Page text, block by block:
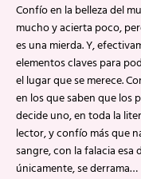
Confío en la belleza del
mucho y acierta poco,
es una mierda. Y,
elementos claves para
el lugar que se merece.
en los que saben que los
decide uno, en toda la
lector, y confío más que
sangre, con la falacia esa
únicamente, se derrama…